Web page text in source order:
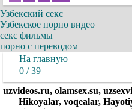
Узбекский секс
Узбекское порно видео
секс фильмы
порно с переводом
На главную
0 / 39
uzvideos.ru, olamsex.su,
Hikoyalar, voqealar,